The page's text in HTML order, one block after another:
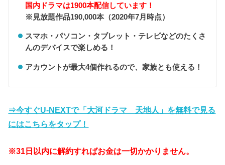
国内ドラマは1900本配信しています！
※見放題作品190,000本（2020年7月時点）
スマホ・パソコン・タブレット・テレビなどのたくさ
んのデバイスで楽しめる！
アカウントが最大4個作れるので、家族とも使える！
⇒今すぐU-NEXTで「大河ドラマ 天地人」を無料で見る
にはこちらをタップ！
※31日以内に解約すればお金は一切かかりません。